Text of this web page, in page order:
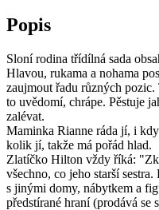
Popis
Sloní rodina třídílná sada
Hlavou, rukama a nohama
zaujmout řadu různých
to uvědomí, chrápe. Pěstuje
zalévat.
Maminka Rianne ráda jí, i
kolik jí, takže má pořád hlad.
Zlatíčko Hilton vždy říká:
všechno, co jeho starší
s jinými domy, nábytkem a
předstírané hraní (prodává se